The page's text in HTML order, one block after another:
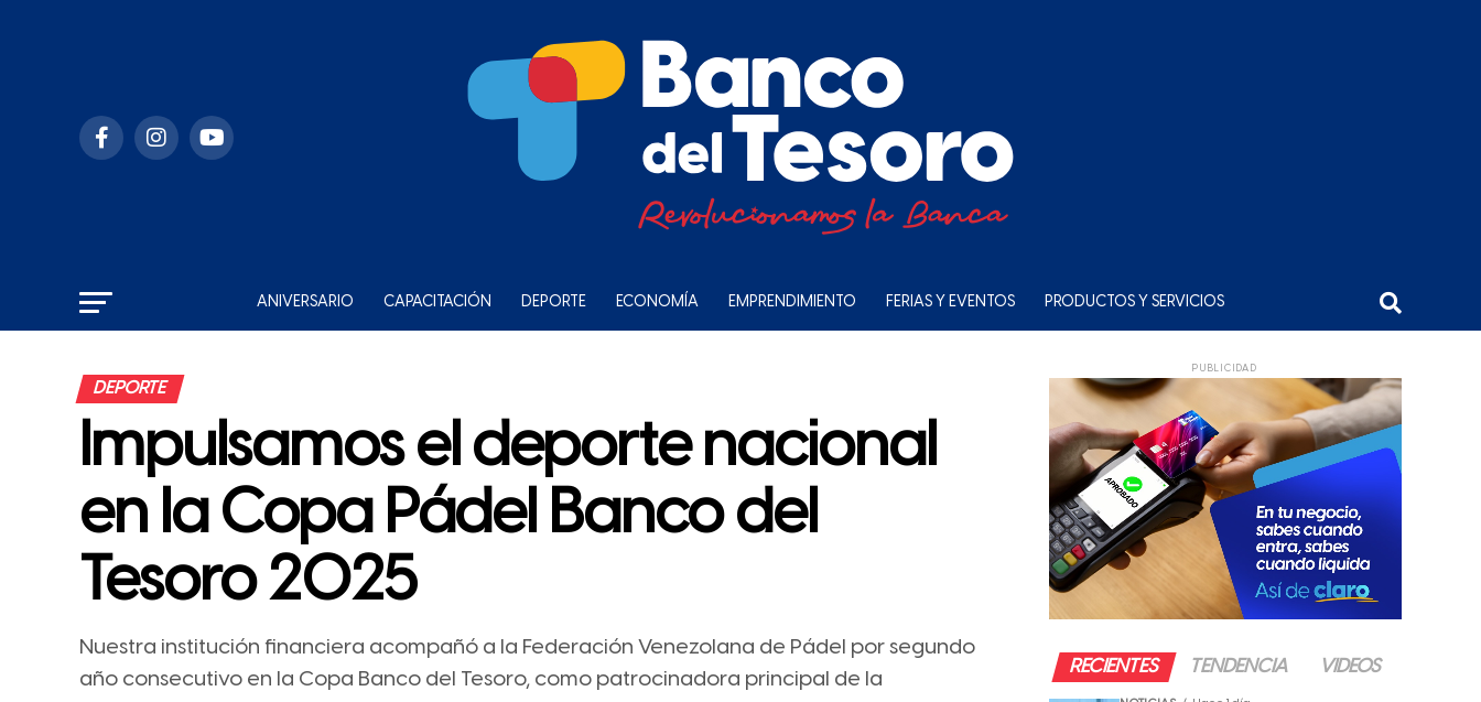
ANIVERSARIO CAPACITACIÓN DEPORTE ECONOMÍA EMPRENDIMIENTO FERIAS Y EVENTOS PRODUCTOS Y SERVICIOS
DEPORTE
Impulsamos el deporte nacional
en la Copa Pádel Banco del
Tesoro 2025
Nuestra institución financiera acompañó a la Federación Venezolana de Pádel por segundo
año consecutivo en la Copa Banco del Tesoro, como patrocinadora principal de la
PUBLICIDAD
RECIENTES TENDENCIA VIDEOS